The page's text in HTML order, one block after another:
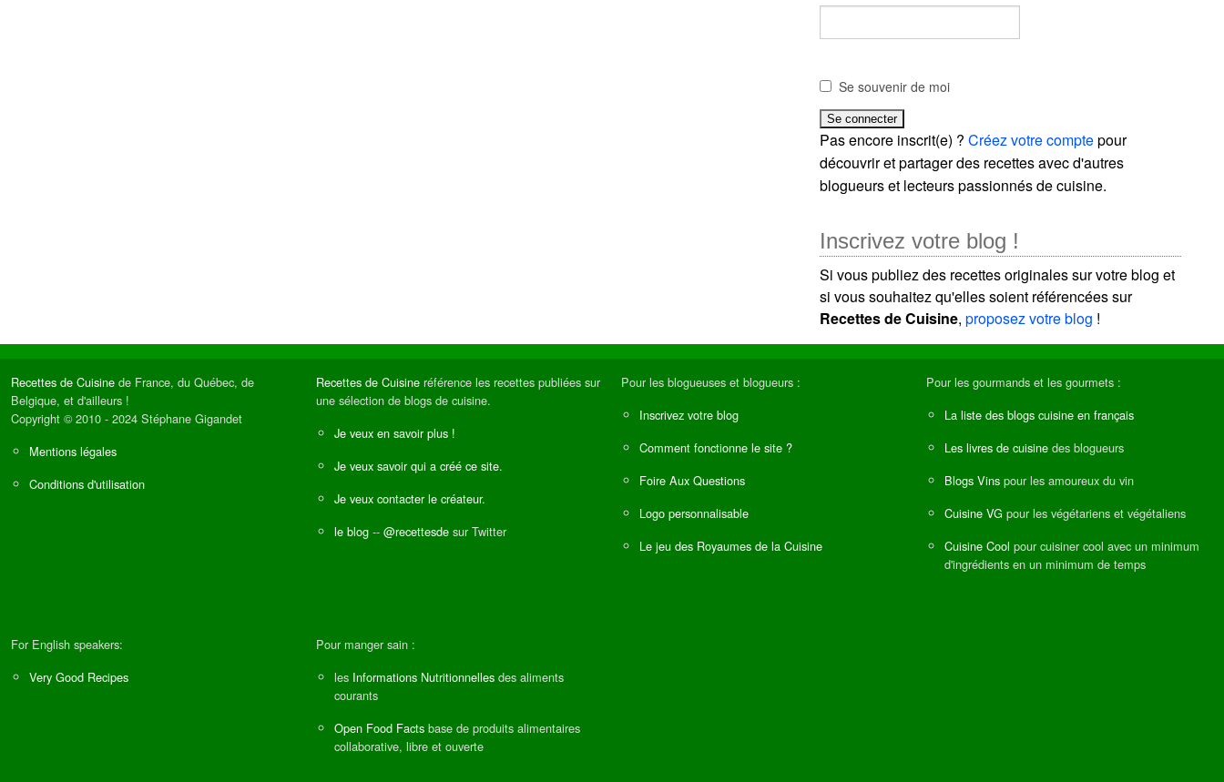
Se souvenir de moi
Pas encore inscrit(e) ?Créez votre comptepour
découvrir et partager des recettes avec d'autres
blogueurs et lecteurs passionnés de cuisine.
Inscrivez votre blog !
Si vous publiez des recettes originales sur votre blog et
si vous souhaitez qu'elles soient référencées sur
Recettes de Cuisine,proposez votre blog !
Recettes de Cuisine de France, du Québec, de
Belgique, et d'ailleurs !
Copyright © 2010 - 2024 Stéphane Gigandet
Mentions légales
Conditions d'utilisation
Recettes de Cuisine référence les recettes publiées sur
une sélection de blogs de cuisine.
Je veux en savoir plus !
Je veux savoir qui a créé ce site.
Je veux contacter le créateur.
le blog -- @recettesde sur Twitter
Pour les blogueuses et blogueurs :
Inscrivez votre blog
Comment fonctionne le site ?
Foire Aux Questions
Logo personnalisable
Le jeu des Royaumes de la Cuisine
Pour les gourmands et les gourmets :
La liste des blogs cuisine en français
Les livres de cuisine des blogueurs
Blogs Vins pour les amoureux du vin
Cuisine VG pour les végétariens et végétaliens
Cuisine Cool pour cuisiner cool avec un minimum
d'ingrédients en un minimum de temps
For English speakers:
Very Good Recipes
Pour manger sain :
les Informations Nutritionnelles des aliments
courants
Open Food Facts base de produits alimentaires
collaborative, libre et ouverte